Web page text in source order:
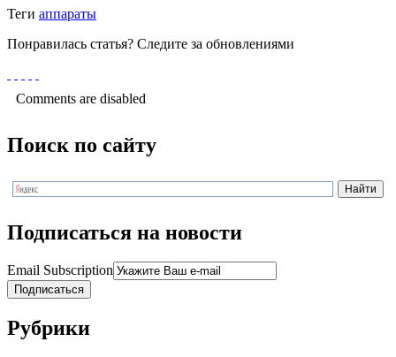
Теги аппараты
Понравилась статья? Следите за обновлениями
Comments are disabled
Поиск по сайту
Подписаться на новости
Email Subscription
Подписаться
Рубрики